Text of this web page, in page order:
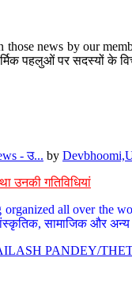
news by our
पहलुओं पर सदस्यों के
- उ... by
उनकी गतिविधियां
all over the
सामाजिक और
PANDEY/